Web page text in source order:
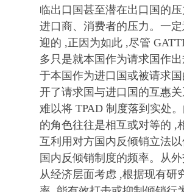
临出口国甚至潜在出口国的
进口商、消费者的压力。一
迎的 ,正因为如此 ,尽管
多只是就本国作为请求国作
于本国作为进口国或被请求
开了请求国与进口国的互惠
难以将 TPAD 制度落到实处
的角色往往是相互或对等的 ,
互利用对方国内反倾销立法
国内反倾销制度的频率。从
从经济层面考虑 ,根据现有研